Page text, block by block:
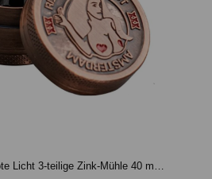
Amsterdam Rote Licht 3-teilige Zink-Mühle 40 mm (Bronze)